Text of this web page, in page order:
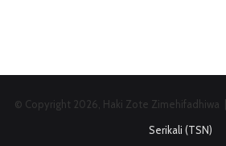
© Copyright 2026, Haki Zote Zimehifadhiwa |
Serikali (TSN)